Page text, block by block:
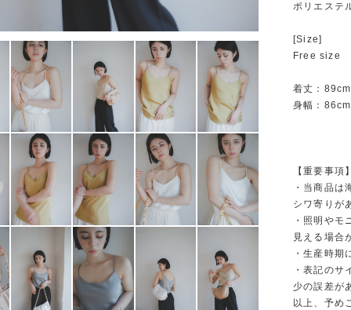
ポリエステ
[Size]
Free size
着丈：89cm
身幅：86cm
【重要事項
・当商品は
シワ寄りが
・照明やモ
見える場合
・生産時期
・表記のサ
少の誤差が
以上、予め